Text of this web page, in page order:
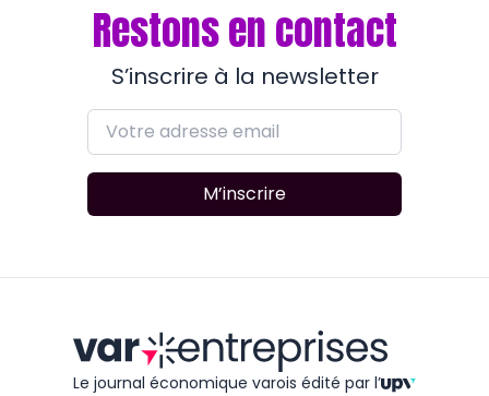
Restons en contact
S’inscrire à la newsletter
M’inscrire
Le journal économique varois édité par l’